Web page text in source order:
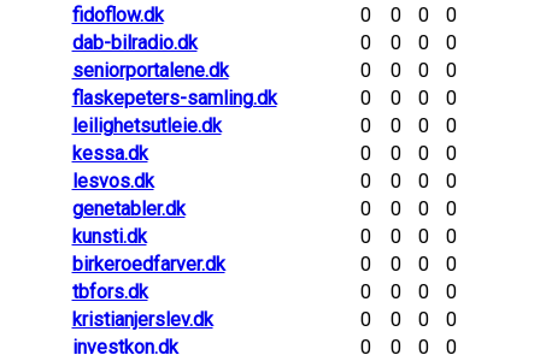
fidoflow.dk
0 0 0
0
dab-bilradio.dk
0 0 0
0
seniorportalene.dk
0 0 0
0
flaskepeters-samling.dk
0 0 0
0
leilighetsutleie.dk
0 0 0
0
kessa.dk
0 0 0
0
lesvos.dk
0 0 0
0
genetabler.dk
0 0 0
0
kunsti.dk
0 0 0
0
birkeroedfarver.dk
0 0 0
0
tbfors.dk
0 0 0
0
kristianjerslev.dk
0 0 0
0
investkon.dk
0 0 0 0